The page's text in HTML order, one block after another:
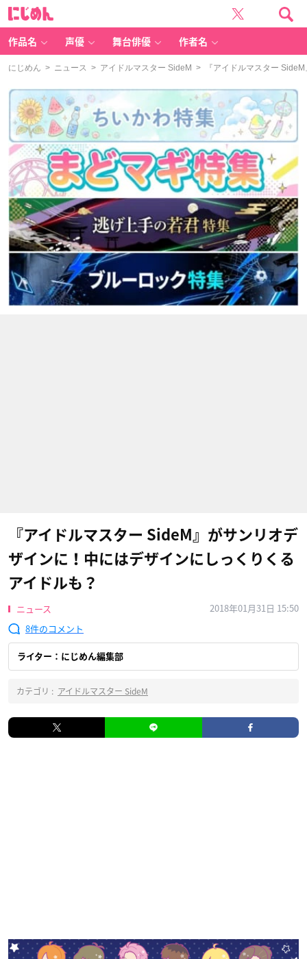
作品名 声優 舞台俳優 作者名
にじめん > ニュース > アイドルマスター SideM > 『アイドルマスター
『アイドルマスター SideM』がサンリオデ
ザインに！中にはデザインにしっくりくる
アイドルも？
ニュース
2018年01月31日 15:50
8
ライター：にじめん編集部
カテゴリ : アイドルマスター SideM